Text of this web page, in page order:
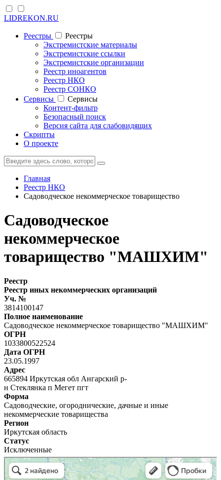
LIDREKON.RU
Реестры
Реестры
Экстремистские материалы
Экстремистские ссылки
Экстремистские организации
Реестр иноагентов
Реестр НКО
Реестр СОНКО
Cервисы
Cервисы
Контент-фильтр
Безопасный поиск
Версия сайта для слабовидящих
Скрипты
О проекте
Главная
Реестр НКО
Садоводческое некоммерческое товарищество
Садоводческое
некоммерческое
товарищество "МАШХИМ"
Реестр
Реестр иных некоммерческих организаций
Уч. №
3814100147
Полное наименование
Садоводческое некоммерческое товарищество "МАШХИМ"
ОГРН
1033800522524
Дата ОГРН
23.05.1997
Адрес
665894 Иркутская обл Ангарский р-
н Стеклянка п Мегет пгт
Форма
Садоводческие, огороднические, дачные и иные
некоммерческие товарищества
Регион
Иркутская область
Статус
Исключенные